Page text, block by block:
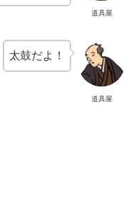
道具屋
道具屋
太鼓だよ！